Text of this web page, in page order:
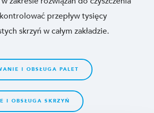
przepływ tysięcy
skrzyń w całym zakładzie.
I OBSŁUGA PALET
I OBSŁUGA SKRZYŃ